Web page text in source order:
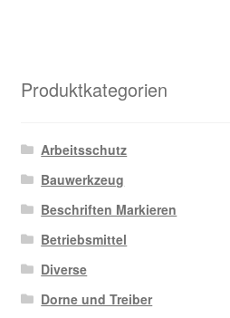
Produktkategorien
Arbeitsschutz
Bauwerkzeug
Beschriften Markieren
Betriebsmittel
Diverse
Dorne und Treiber